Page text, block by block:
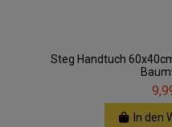
Steg Handtuch
In den